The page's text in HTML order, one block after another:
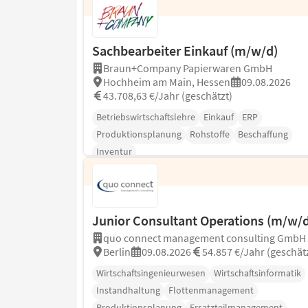
Sachbearbeiter Einkauf (m/w/d)
Braun+Company Papierwaren GmbH
Hochheim am Main, Hessen
09.08.2026
43.708,63 €/Jahr (geschätzt)
Betriebswirtschaftslehre Einkauf
ERP
Produktionsplanung
Rohstoffe
Beschaffung
Inventur
Junior Consultant Operations (m/w/
quo connect management consulting GmbH
Berlin
09.08.2026 54.857 €/Jahr
Wirtschaftsingenieurwesen
Wirtschaftsinformatik
Instandhaltung
Flottenmanagement